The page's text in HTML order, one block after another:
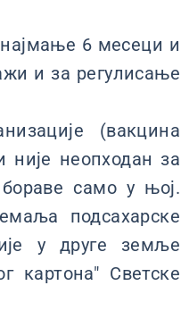
6 месеци и
и за регулисање
(вакцина
није неопходан за
само у њој.
подсахарске
у друге земље
картона" Светске